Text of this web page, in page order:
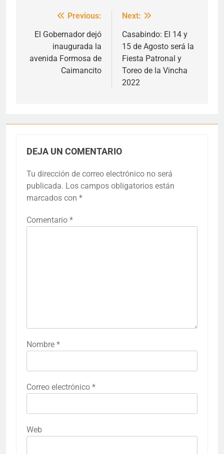
Navegación
de
entradas
Previous:
El Gobernador dejó
inaugurada la
avenida Formosa de
Caimancito
Next:
Casabindo: El 14 y
15 de Agosto será la
Fiesta Patronal y
Toreo de la Vincha
2022
DEJA UN COMENTARIO
Tu dirección de correo electrónico no será
publicada. Los campos obligatorios están
marcados con *
Comentario *
Nombre *
Correo electrónico *
Web